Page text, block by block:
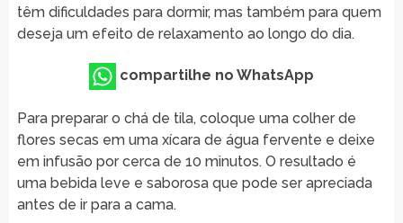
têm dificuldades para dormir, mas também para quem
deseja um efeito de relaxamento ao longo do dia.
compartilhe no WhatsApp
Para preparar o chá de tila, coloque uma colher de
flores secas em uma xícara de água fervente e deixe
em infusão por cerca de 10 minutos. O resultado é
uma bebida leve e saborosa que pode ser apreciada
antes de ir para a cama.